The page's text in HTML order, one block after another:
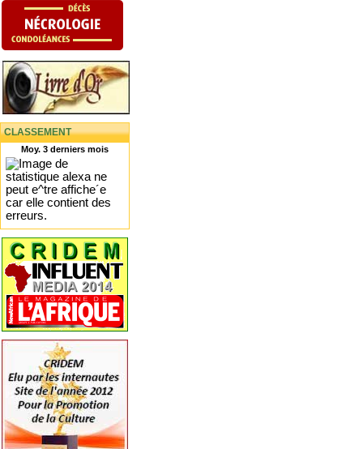
CLASSEMENT
Moy. 3 derniers mois